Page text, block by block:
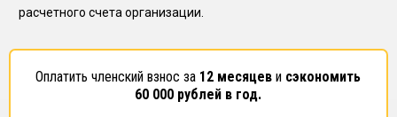
расчетного счета организации.
Оплатить членский взнос за 12 месяцев и сэкономить
60 000 рублей в год.